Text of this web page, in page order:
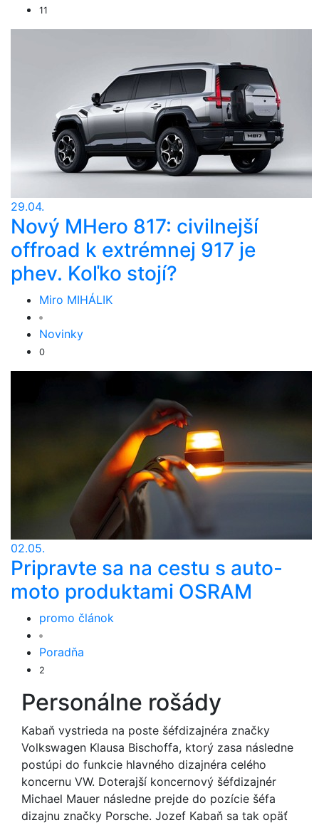
11
29.04.
Nový MHero 817: civilnejší
offroad k extrémnej 917 je
phev. Koľko stojí?
Miro MIHÁLIK
Novinky
0
02.05.
Pripravte sa na cestu s auto-
moto produktami OSRAM
promo článok
Poradňa
2
Personálne rošády
Kabaň vystrieda na poste šéfdizajnéra značky
Volkswagen Klausa Bischoffa, ktorý zasa následne
postúpi do funkcie hlavného dizajnéra celého
koncernu VW. Doterajší koncernový šéfdizajnér
Michael Mauer následne prejde do pozície šéfa
dizajnu značky Porsche. Jozef Kabaň sa tak opäť